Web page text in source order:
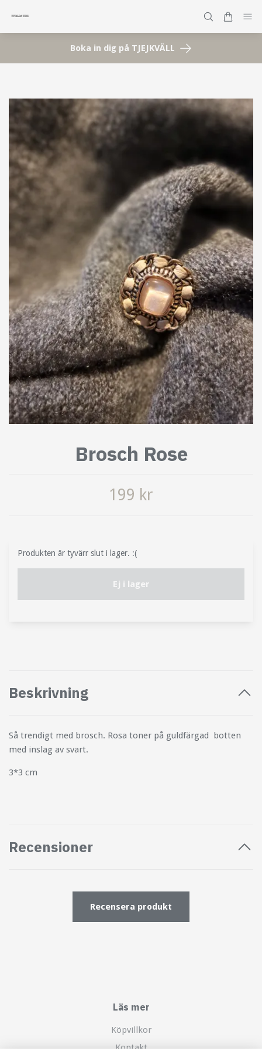
Boka in dig på TJEJKVÄLL
Brosch Rose
199 kr
Produkten är tyvärr slut i lager. :(
Ej i lager
Beskrivning
Så trendigt med brosch. Rosa toner på guldfärgad botten
med inslag av svart.
3*3 cm
Recensioner
Recensera produkt
Läs mer
Köpvillkor
Kontakt